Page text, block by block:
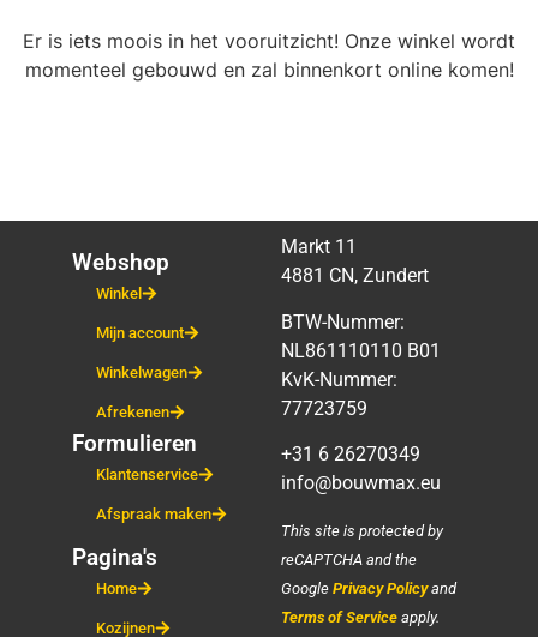
Er is iets moois in het vooruitzicht! Onze winkel wordt
momenteel gebouwd en zal binnenkort online komen!
Webshop
Winkel
Mijn account
Winkelwagen
Afrekenen
Formulieren
Klantenservice
Afspraak maken
Pagina's
Home
Kozijnen
Markt 11
4881 CN, Zundert
BTW-Nummer:
NL861110110 B01
KvK-Nummer:
77723759
+31 6 26270349
info@bouwmax.eu
This site is protected by
reCAPTCHA and the
Google Privacy Policyand
Terms of Service apply.